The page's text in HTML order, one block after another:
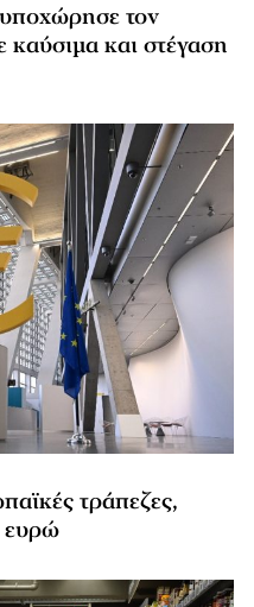
τον
καύσιμα και στέγαση
τράπεζες,
ευρώ